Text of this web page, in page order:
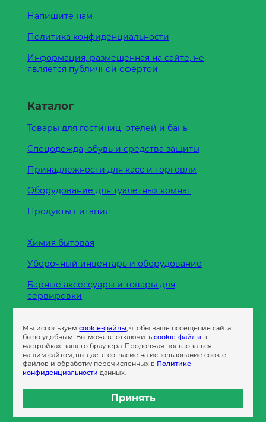
Напишите нам
Политика конфиденциальности
Информация, размещенная на сайте, не
является публичной офертой
Каталог
Товары для гостиниц, отелей и бань
Спецодежда, обувь и средства защиты
Принадлежности для касс и торговли
Оборудование для туалетных комнат
Продукты питания
Химия бытовая
Уборочный инвентарь и оборудование
Барные аксессуары и товары для
сервировки
Пленка
Пакеты и сумки
Контейнеры
Бумага офисная
Мы используемcookie-файлы, чтобы ваше посещение сайта
было удобным. Вы можете отключитьcookie-файлы в
настройках вашего браузера. Продолжая пользоваться
нашим сайтом, вы даете согласие на использование cookie-
файлов и обработку перечисленных в Политике
конфиденциальности данных.
Принять